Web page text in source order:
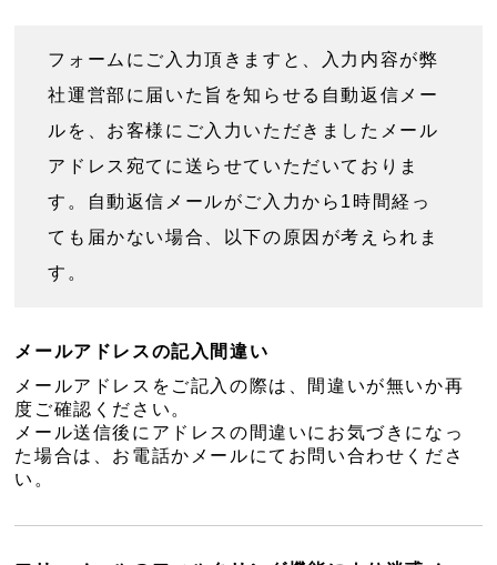
フォームにご入力頂きますと、入力内容が弊
社運営部に届いた旨を知らせる自動返信メー
ルを、お客様にご入力いただきましたメール
アドレス宛てに送らせていただいておりま
す。自動返信メールがご入力から1時間経っ
ても届かない場合、以下の原因が考えられま
す。
メールアドレスの記入間違い
メールアドレスをご記入の際は、間違いが無いか再
度ご確認ください。
メール送信後にアドレスの間違いにお気づきになっ
た場合は、お電話かメールにてお問い合わせくださ
い。